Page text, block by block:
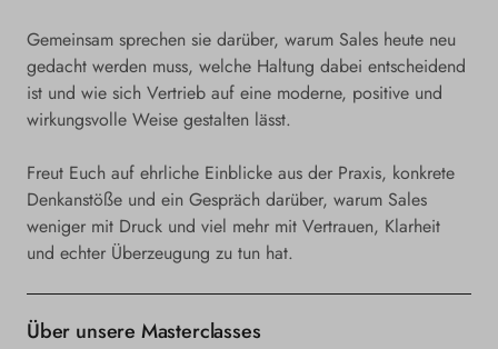
Gemeinsam sprechen sie darüber, warum Sales heute neu
gedacht werden muss, welche Haltung dabei entscheidend
ist und wie sich Vertrieb auf eine moderne, positive und
wirkungsvolle Weise gestalten lässt.
Freut Euch auf ehrliche Einblicke aus der Praxis, konkrete
Denkanstöße und ein Gespräch darüber, warum Sales
weniger mit Druck und viel mehr mit Vertrauen, Klarheit
und echter Überzeugung zu tun hat.
Über unsere Masterclasses